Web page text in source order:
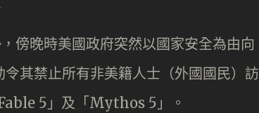
傍晚時美國政府突然以國家安全為由向
其禁止所有非美籍人士（外國國民）訪
5」及「Mythos 5」。